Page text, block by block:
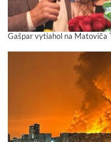
Gašpar vytiahol na Matoviča